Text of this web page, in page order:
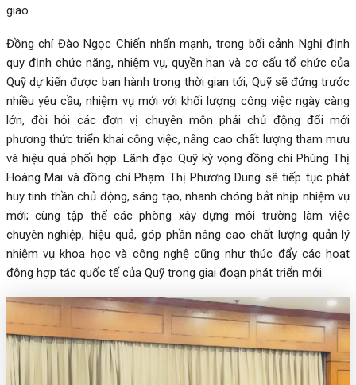
giao.
Đồng chí Đào Ngọc Chiến nhấn mạnh, trong bối cảnh Nghị định
quy định chức năng, nhiệm vụ, quyền hạn và cơ cấu tổ chức của
Quỹ dự kiến được ban hành trong thời gian tới, Quỹ sẽ đứng trước
nhiều yêu cầu, nhiệm vụ mới với khối lượng công việc ngày càng
lớn, đòi hỏi các đơn vị chuyên môn phải chủ động đổi mới
phương thức triển khai công việc, nâng cao chất lượng tham mưu
và hiệu quả phối hợp. Lãnh đạo Quỹ kỳ vọng đồng chí Phùng Thị
Hoàng Mai và đồng chí Phạm Thị Phương Dung sẽ tiếp tục phát
huy tinh thần chủ động, sáng tạo, nhanh chóng bắt nhịp nhiệm vụ
mới; cùng tập thể các phòng xây dựng môi trường làm việc
chuyên nghiệp, hiệu quả, góp phần nâng cao chất lượng quản lý
nhiệm vụ khoa học và công nghệ cũng như thúc đẩy các hoạt
động hợp tác quốc tế của Quỹ trong giai đoạn phát triển mới.